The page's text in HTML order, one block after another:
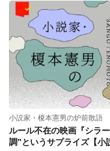
小説家・榎本憲男の炉前散語
ルール不在の映画『シラ
調”というサプライズ【小